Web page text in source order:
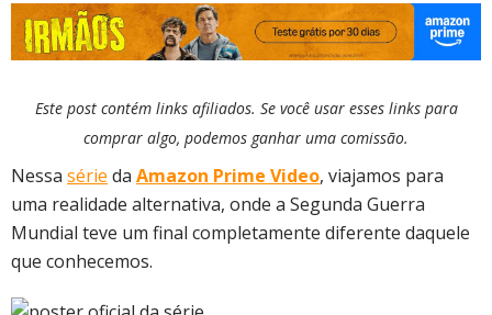
Este post contém links afiliados. Se você usar esses links para
comprar algo, podemos ganhar uma comissão.
Nessa série da Amazon Prime Video, viajamos para
uma realidade alternativa, onde a Segunda Guerra
Mundial teve um final completamente diferente daquele
que conhecemos.